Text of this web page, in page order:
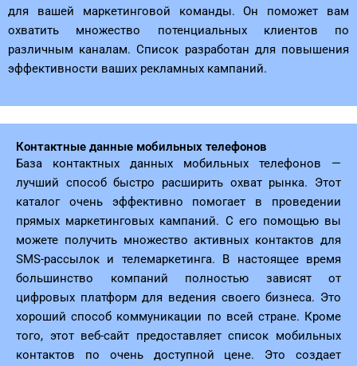
для вашей маркетинговой команды. Он поможет вам
охватить множество потенциальных клиентов по
различным каналам. Список разработан для повышения
эффективности ваших рекламных кампаний.
Контактные данные мобильных телефонов
База контактных данных мобильных телефонов —
лучший способ быстро расширить охват рынка. Этот
каталог очень эффективно помогает в проведении
прямых маркетинговых кампаний. С его помощью вы
можете получить множество активных контактов для
SMS-рассылок и телемаркетинга. В настоящее время
большинство компаний полностью зависят от
цифровых платформ для ведения своего бизнеса. Это
хороший способ коммуникации по всей стране. Кроме
того, этот веб-сайт предоставляет список мобильных
контактов по очень доступной цене. Это создает